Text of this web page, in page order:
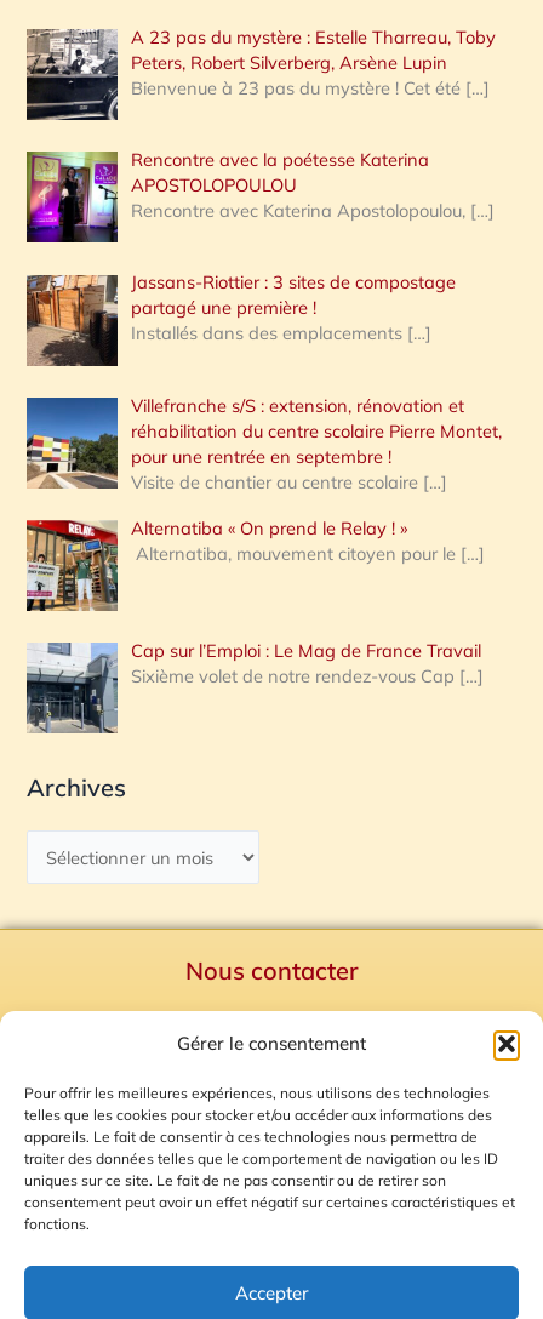
Gérer le consentement
Pour offrir les meilleures expériences, nous utilisons des technologies
telles que les cookies pour stocker et/ou accéder aux informations des
appareils. Le fait de consentir à ces technologies nous permettra de
traiter des données telles que le comportement de navigation ou les ID
uniques sur ce site. Le fait de ne pas consentir ou de retirer son
consentement peut avoir un effet négatif sur certaines caractéristiques et
fonctions.
Accepter
A 23 pas du mystère : Estelle Tharreau, Toby
Peters, Robert Silverberg, Arsène Lupin
Bienvenue à 23 pas du mystère ! Cet été […]
Rencontre avec la poétesse Katerina
APOSTOLOPOULOU
Rencontre avec Katerina Apostolopoulou, […]
Jassans-Riottier : 3 sites de compostage
partagé une première !
Installés dans des emplacements […]
Villefranche s/S : extension, rénovation et
réhabilitation du centre scolaire Pierre Montet,
pour une rentrée en septembre !
Visite de chantier au centre scolaire […]
Alternatiba « On prend le Relay ! »
Alternatiba, mouvement citoyen pour le […]
Cap sur l’Emploi : Le Mag de France Travail
Sixième volet de notre rendez-vous Cap […]
Archives
Nous contacter
Mentions Légales
Plan du site
Gestion des Cookies